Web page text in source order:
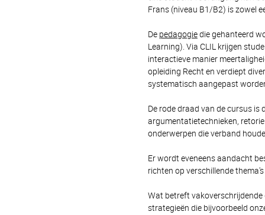
Frans (niveau B1/B2) is zowel
De pedagogiedie gehanteerd
Learning). Via CLIL krijgen
interactieve manier
opleiding Recht en verdiept
systematisch aangepast
De rode draad van de cursus is
argumentatietechnieken,
onderwerpen die verband
Er wordt eveneens aandacht
richten op verschillende
Wat betreft
strategieën die bijvoorbeeld